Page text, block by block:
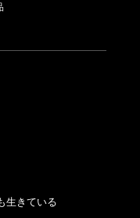
生きている